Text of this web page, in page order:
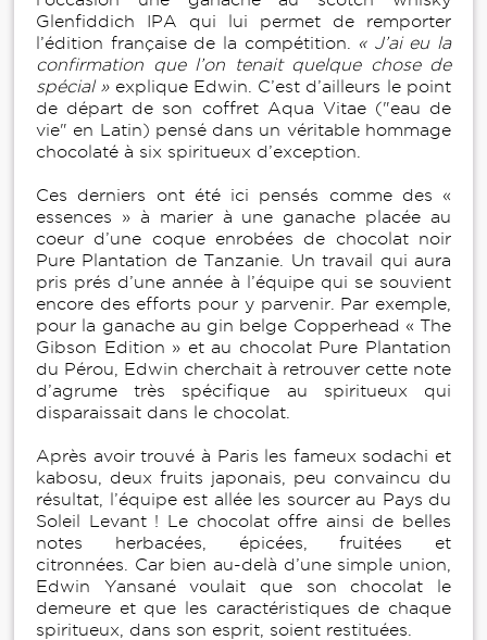
Glenfiddich IPA qui lui permet de remporter
l’édition française de la compétition.
« J’ai eu la
confirmation que l’on tenait quelque chose de
spécial » explique Edwin. C’est d’ailleurs le point
de départ de son coffret Aqua Vitae ("eau de
vie" en Latin) pensé dans un véritable hommage
chocolaté à six spiritueux d’exception.
Ces derniers ont été ici pensés comme des «
essences » à marier à une ganache placée au
coeur d’une coque enrobées de chocolat noir
Pure Plantation de Tanzanie. Un travail qui aura
pris prés d’une année à l’équipe qui se souvient
encore des efforts pour y parvenir. Par exemple,
pour la ganache au gin belge Copperhead « The
Gibson Edition » et au chocolat Pure Plantation
du Pérou, Edwin cherchait à retrouver cette note
d’agrume très spécifique au spiritueux qui
disparaissait dans le chocolat.
Après avoir trouvé à Paris les fameux sodachi et
kabosu, deux fruits japonais, peu convaincu du
résultat, l’équipe est allée les sourcer au Pays du
Soleil Levant ! Le chocolat offre ainsi de belles
notes herbacées, épicées, fruitées et
citronnées. Car bien au-delà d’une simple union,
Edwin Yansané voulait que son chocolat le
demeure et que les caractéristiques de chaque
spiritueux, dans son esprit, soient restituées.